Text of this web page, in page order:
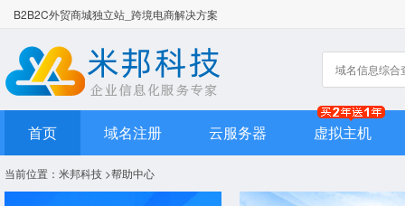
B2B2C外贸商城独立站_跨境电商解决方案
首页 域名注册 云服务器 虚拟主机
当前位置： 米邦科技 >帮助中心